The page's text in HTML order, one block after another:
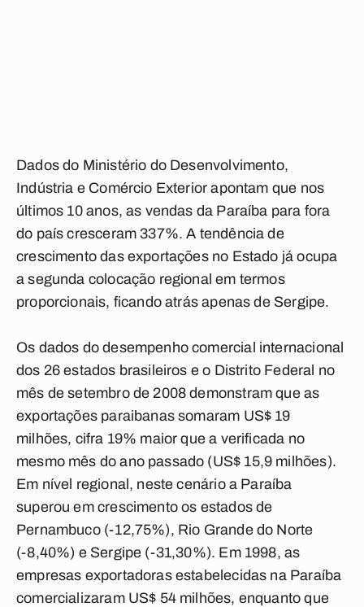
Dados do Ministério do Desenvolvimento,
Indústria e Comércio Exterior apontam que nos
últimos 10 anos, as vendas da Paraíba para fora
do país cresceram 337%. A tendência de
crescimento das exportações no Estado já ocupa
a segunda colocação regional em termos
proporcionais, ficando atrás apenas de Sergipe.
Os dados do desempenho comercial internacional
dos 26 estados brasileiros e o Distrito Federal no
mês de setembro de 2008 demonstram que as
exportações paraibanas somaram US$ 19
milhões, cifra 19% maior que a verificada no
mesmo mês do ano passado (US$ 15,9 milhões).
Em nível regional, neste cenário a Paraíba
superou em crescimento os estados de
Pernambuco (-12,75%), Rio Grande do Norte
(-8,40%) e Sergipe (-31,30%). Em 1998, as
empresas exportadoras estabelecidas na Paraíba
comercializaram US$ 54 milhões, enquanto que